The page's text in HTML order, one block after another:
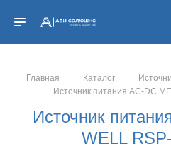
Главная — Каталог —
Источник питания AC-DC
Источник
WELL